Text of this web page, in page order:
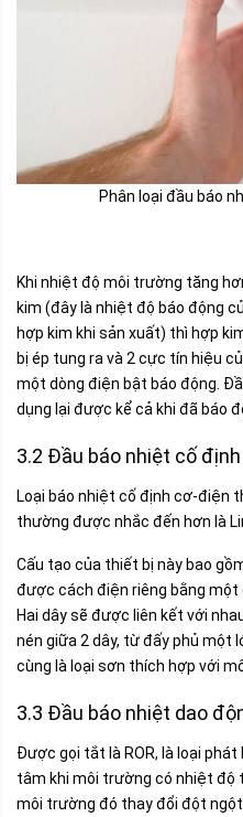
Phân loại đầu báo
Khi nhiệt độ môi trường tăng
kim (đây là nhiệt độ báo động
hợp kim khi sản xuất) thì hợp
bị ép tung ra và 2 cực tín hiệu
một dòng điện bật báo động.
dụng lại được kể cả khi đã báo
3.2 Đầu báo nhiệt cố
Loại báo nhiệt cố định cơ-điện
thường được nhắc đến hơn là
Cấu tạo của thiết bị này bao
được cách điện riêng bằng một
Hai dây sẽ được liên kết với
nén giữa 2 dây, từ đấy phủ một
cùng là loại sơn thích hợp với
3.3 Đầu báo nhiệt dao
Được gọi tắt là ROR, là loại
tâm khi môi trường có nhiệt độ
môi trường đó thay đổi đột ngột